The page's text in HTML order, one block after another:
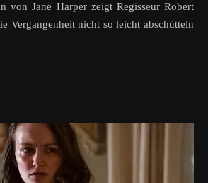
von Jane Harper zeigt Regisseur Robert
Vergangenheit nicht so leicht abschütteln